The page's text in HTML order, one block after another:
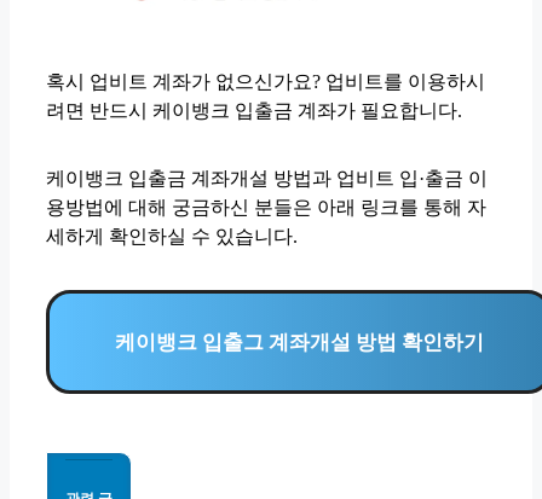
혹시 업비트 계좌가 없으신가요? 업비트를 이용하시
려면 반드시 케이뱅크 입출금 계좌가 필요합니다.
케이뱅크 입출금 계좌개설 방법과 업비트 입·출금 이
용방법에 대해 궁금하신 분들은 아래 링크를 통해 자
세하게 확인하실 수 있습니다.
케이뱅크 입출그 계좌개설 방법 확인하기